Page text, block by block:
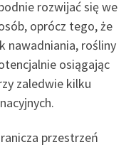
rozwijać się we
oprócz tego, że
nawadniania, rośliny
osiągając
zaledwie kilku
przestrzeń